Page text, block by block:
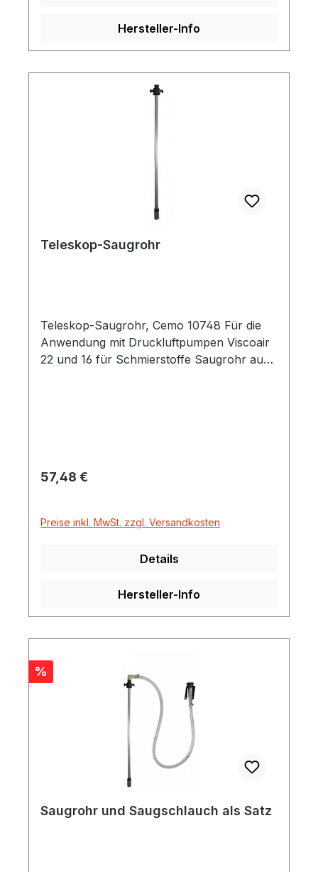
Hersteller-Info
Teleskop-Saugrohr
Teleskop-Saugrohr, Cemo 10748 Für die
Anwendung mit Druckluftpumpen Viscoair
22 und 16 für Schmierstoffe Saugrohr aus
Regulärer Preis:
57,48 €
Preise inkl. MwSt. zzgl. Versandkosten
Details
Hersteller-Info
Rabatt
%
Saugrohr und Saugschlauch als Satz